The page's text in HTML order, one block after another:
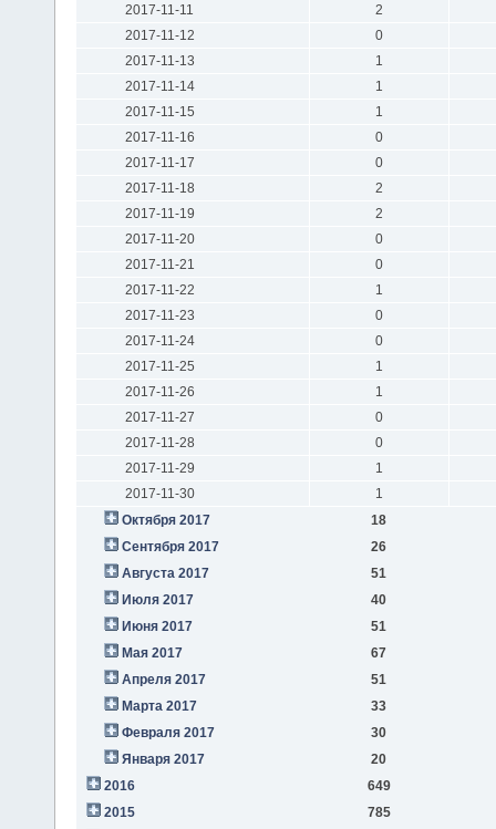
2017-11-11
2
2017-11-12
0
2017-11-13
1
2017-11-14
1
2017-11-15
1
2017-11-16
0
2017-11-17
0
2017-11-18
2
2017-11-19
2
2017-11-20
0
2017-11-21
0
2017-11-22
1
2017-11-23
0
2017-11-24
0
2017-11-25
1
2017-11-26
1
2017-11-27
0
2017-11-28
0
2017-11-29
1
2017-11-30
1
Октября 2017
18
Сентября 2017
26
Августа 2017
51
Июля 2017
40
Июня 2017
51
Мая 2017
67
Апреля 2017
51
Марта 2017
33
Февраля 2017
30
Января 2017
20
2016
649
2015
785